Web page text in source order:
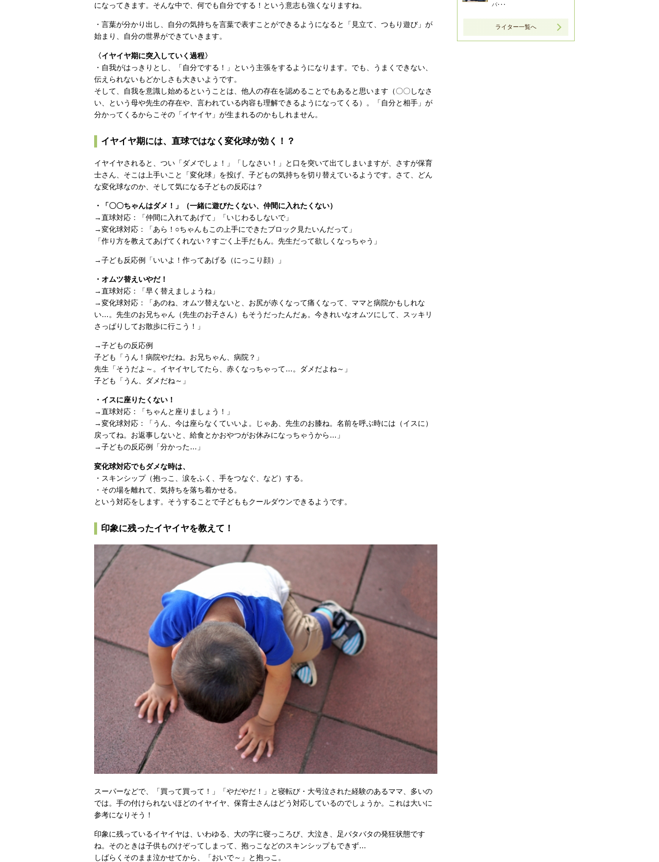
になってきます。そんな中で、何でも自分でする！という意志も強くなりますね。
・言葉が分かり出し、自分の気持ちを言葉で表すことができるようになると「見立て、つもり遊び」が
始まり、自分の世界ができていきます。
〈イヤイヤ期に突入していく過程〉
・自我がはっきりとし、「自分でする！」という主張をするようになります。でも、うまくできない、
伝えられないもどかしさも大きいようです。
そして、自我を意識し始めるということは、他人の存在を認めることでもあると思います（〇〇しなさ
い、という母や先生の存在や、言われている内容も理解できるようになってくる）。「自分と相手」が
分かってくるからこその「イヤイヤ」が生まれるのかもしれません。
イヤイヤ期には、直球ではなく変化球が効く！？
イヤイヤされると、つい「ダメでしょ！」「しなさい！」と口を突いて出てしまいますが、さすが保育
士さん、そこは上手いこと「変化球」を投げ、子どもの気持ちを切り替えているようです。さて、どん
な変化球なのか、そして気になる子どもの反応は？
・「〇〇ちゃんはダメ！」（一緒に遊びたくない、仲間に入れたくない）
→直球対応：「仲間に入れてあげて」「いじわるしないで」
→変化球対応：「あら！○ちゃんもこの上手にできたブロック見たいんだって」
「作り方を教えてあげてくれない？すごく上手だもん。先生だって欲しくなっちゃう」
→子ども反応例「いいよ！作ってあげる（にっこり顔）」
・オムツ替えいやだ！
→直球対応：「早く替えましょうね」
→変化球対応：「あのね、オムツ替えないと、お尻が赤くなって痛くなって、ママと病院かもしれな
い…。先生のお兄ちゃん（先生のお子さん）もそうだったんだぁ。今きれいなオムツにして、スッキリ
さっぱりしてお散歩に行こう！」
→子どもの反応例
子ども「うん！病院やだね。お兄ちゃん、病院？」
先生「そうだよ～。イヤイヤしてたら、赤くなっちゃって…。ダメだよね～」
子ども「うん、ダメだね～」
・イスに座りたくない！
→直球対応：「ちゃんと座りましょう！」
→変化球対応：「うん、今は座らなくていいよ。じゃあ、先生のお膝ね。名前を呼ぶ時には（イスに）
戻ってね。お返事しないと、給食とかおやつがお休みになっちゃうから…」
→子どもの反応例「分かった…」
変化球対応でもダメな時は、
・スキンシップ（抱っこ、涙をふく、手をつなぐ、など）する。
・その場を離れて、気持ちを落ち着かせる。
という対応をします。そうすることで子どももクールダウンできるようです。
印象に残ったイヤイヤを教えて！
スーパーなどで、「買って買って！」「やだやだ！」と寝転び・大号泣された経験のあるママ、多いの
では。手の付けられないほどのイヤイヤ、保育士さんはどう対応しているのでしょうか。これは大いに
参考になりそう！
印象に残っているイヤイヤは、いわゆる、大の字に寝っころび、大泣き、足バタバタの発狂状態です
ね。そのときは子供ものけぞってしまって、抱っこなどのスキンシップもできず…
しばらくそのまま泣かせてから、「おいで～」と抱っこ。
パ･･･
ライター一覧へ